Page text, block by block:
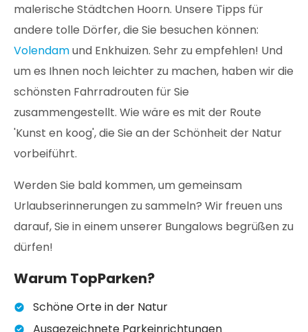
malerische Städtchen Hoorn. Unsere Tipps für
andere tolle Dörfer, die Sie besuchen können:
Volendamund Enkhuizen. Sehr zu empfehlen! Und
um es Ihnen noch leichter zu machen, haben wir die
schönsten Fahrradrouten für Sie
zusammengestellt. Wie wäre es mit der Route
'Kunst en koog', die Sie an der Schönheit der Natur
vorbeiführt.
Werden Sie bald kommen, um gemeinsam
Urlaubserinnerungen zu sammeln? Wir freuen uns
darauf, Sie in einem unserer Bungalows begrüßen zu
dürfen!
Warum TopParken?
Schöne Orte in der Natur
Ausgezeichnete Parkeinrichtungen